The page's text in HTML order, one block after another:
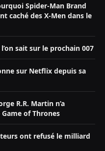
Spider-Man Brand
caché des X-Men dans le
sait sur le prochain 007
sur Netflix depuis sa
R.R. Martin n’a
of Thrones
ont refusé le milliard